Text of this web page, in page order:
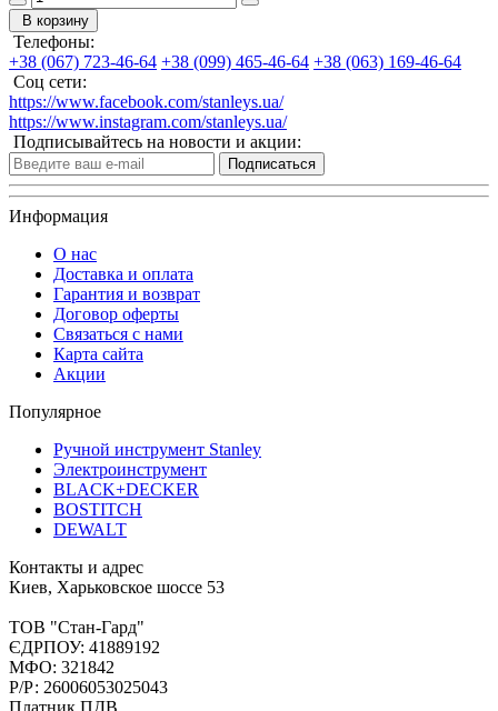
В корзину
Телефоны:
+38 (067) 723-46-64 +38 (099) 465-46-64 +38 (063) 169-46-64
Соц сети:
https://www.facebook.com/stanleys.ua/
https://www.instagram.com/stanleys.ua/
Подписывайтесь на новости и акции:
Подписаться
Информация
О нас
Доставка и оплата
Гарантия и возврат
Договор оферты
Связаться с нами
Карта сайта
Акции
Популярное
Ручной инструмент Stanley
Электроинструмент
BLACK+DECKER
BOSTITCH
DEWALT
Контакты и адрес
Киев, Харьковское шоссе 53
ТОВ "Стан-Гард"
ЄДРПОУ: 41889192
МФО: 321842
Р/Р: 26006053025043